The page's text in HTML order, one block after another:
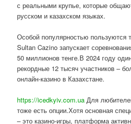
с реальными крупье, которые
русском и казахском языках.
Особой популярностью
Sultan Cazino запускает
50 миллионов тенге.В 2024 году
рекордные 12 тысяч участников –
онлайн-казино в Казахстане.
https://icedkyiv.com.ua Для
тоже есть опции.Хотя основная
– это казино-игры, платформа